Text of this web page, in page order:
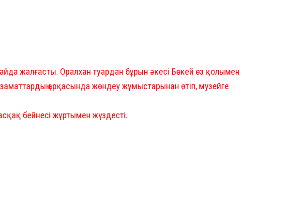
жалғасты. Оралхан туардан бұрын әкесі Бөкей өз қолымен
арқасында жөндеу жұмыстарынан өтіп, музейге
асқақ бейнесі жұртымен жүздесті.